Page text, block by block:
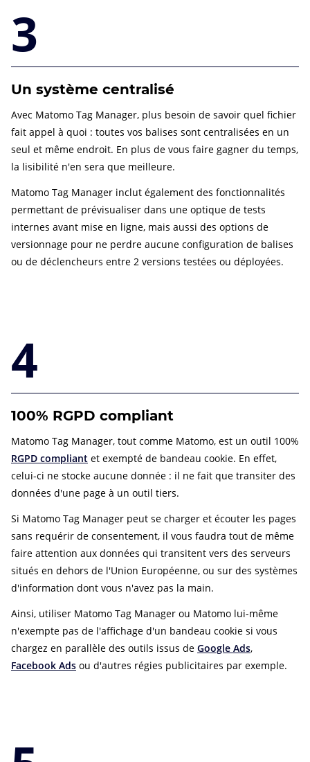
3
Un système centralisé
Avec Matomo Tag Manager, plus besoin de savoir quel fichier
fait appel à quoi : toutes vos balises sont centralisées en un
seul et même endroit. En plus de vous faire gagner du temps,
la lisibilité n'en sera que meilleure.
Matomo Tag Manager inclut également des fonctionnalités
permettant de prévisualiser dans une optique de tests
internes avant mise en ligne, mais aussi des options de
versionnage pour ne perdre aucune configuration de balises
ou de déclencheurs entre 2 versions testées ou déployées.
4
100% RGPD compliant
Matomo Tag Manager, tout comme Matomo, est un outil 100%
RGPD compliant et exempté de bandeau cookie. En effet,
celui-ci ne stocke aucune donnée : il ne fait que transiter des
données d'une page à un outil tiers.
Si Matomo Tag Manager peut se charger et écouter les pages
sans requérir de consentement, il vous faudra tout de même
faire attention aux données qui transitent vers des serveurs
situés en dehors de l'Union Européenne, ou sur des systèmes
d'information dont vous n'avez pas la main.
Ainsi, utiliser Matomo Tag Manager ou Matomo lui-même
n'exempte pas de l'affichage d'un bandeau cookie si vous
chargez en parallèle des outils issus de Google Ads,
Facebook Ads ou d'autres régies publicitaires par exemple.